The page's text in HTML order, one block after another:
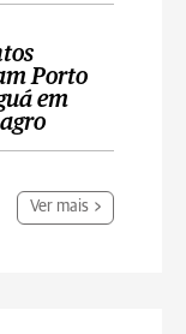
Porto
em
Ver mais